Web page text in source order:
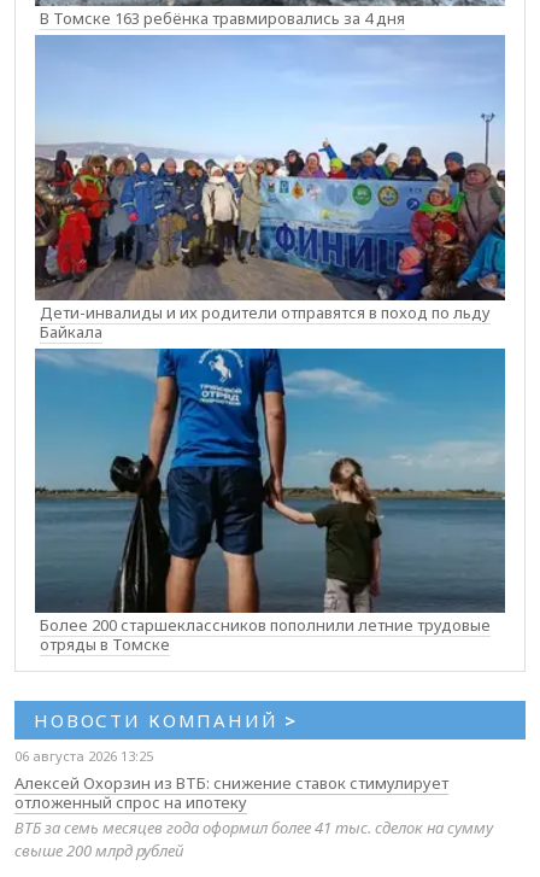
В Томске 163 ребёнка травмировались за 4 дня
Дети-инвалиды и их родители отправятся в поход по льду
Байкала
Более 200 старшеклассников пополнили летние трудовые
отряды в Томске
НОВОСТИ КОМПАНИЙ >
06 августа 2026 13:25
Алексей Охорзин из ВТБ: снижение ставок стимулирует
отложенный спрос на ипотеку
ВТБ за семь месяцев года оформил более 41 тыс. сделок на сумму
свыше 200 млрд рублей